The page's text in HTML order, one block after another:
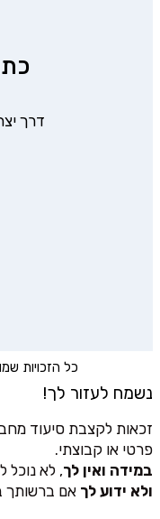
דרך יצחק
כל הזכויות
נשמח לעזור לך!
זכאות לקצבת סיעוד
פרטי או קבוצתי.
במידה ואין לך, לא נוכל
ולא ידוע לך אם ברשותך